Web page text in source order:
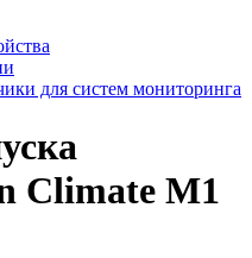
для систем мониторинга
Climate M1